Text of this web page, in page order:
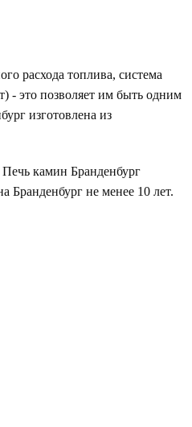
расхода топлива, система
- это позволяет им быть одним
изготовлена из
камин Бранденбург
Бранденбург не менее 10 лет.